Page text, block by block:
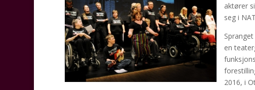
aktører
seg i
en
2016, i